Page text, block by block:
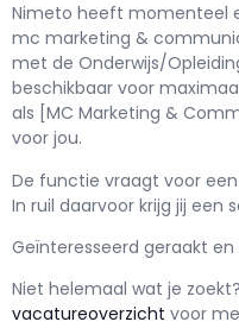
Nimeto heeft momenteel
mc marketing &
met de Onderwijs/
beschikbaar voor
als [MC Marketing &
voor jou.
De functie vraagt voor een
In ruil daarvoor krijg jij een
Geïnteresseerd geraakt en
Niet helemaal wat je
vacatureoverzicht voor